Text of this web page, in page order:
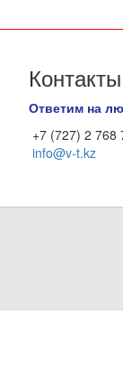
Контакты
Ответим на
+7 (727) 2 768
info@v-t.kz